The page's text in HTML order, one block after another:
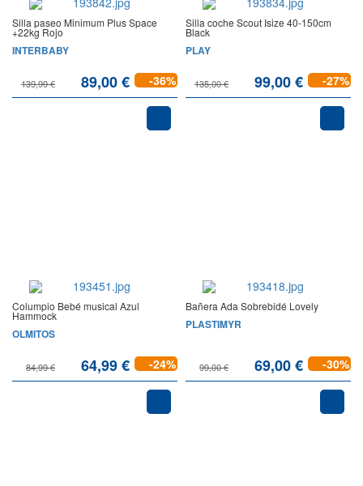
Silla paseo Minimum Plus Space
+22kg Rojo
INTERBABY
139,99 € 89,00 € -36%
Silla coche Scout Isize 40-150cm
Black
PLAY
135,00 € 99,00 € -27%
Columpio Bebé musical Azul
Hammock
OLMITOS
84,99 € 64,99 € -24%
Bañera Ada Sobrebidé Lovely
PLASTIMYR
99,00 € 69,00 € -30%